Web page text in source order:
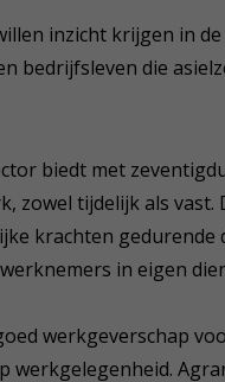
inzicht krijgen in
bedrijfsleven die
biedt met
zowel tijdelijk als
krachten gedurende
in eigen
werkgeverschap
werkgelegenheid.